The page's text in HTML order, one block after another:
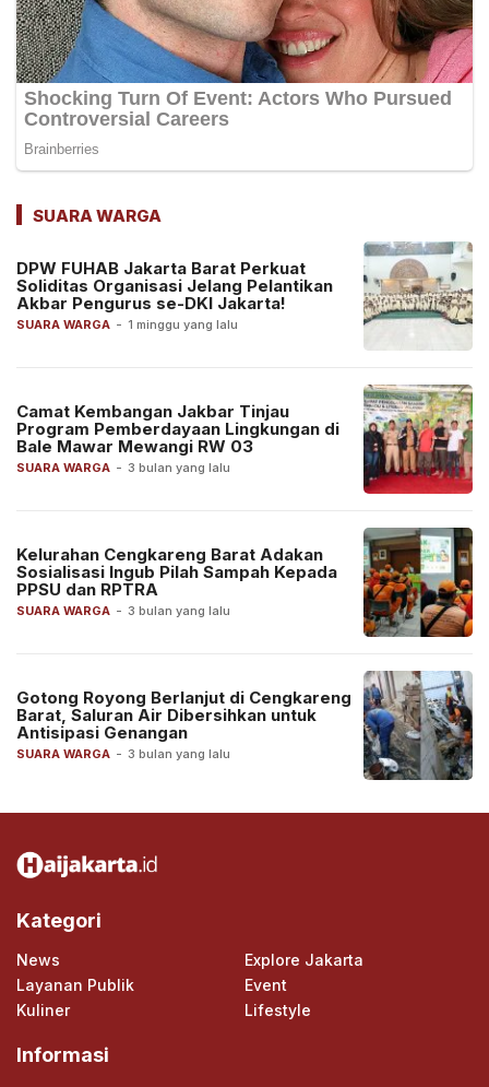
SUARA WARGA
SUARA WARGA - 1 minggu yang lalu
DPW FUHAB Jakarta Barat Perkuat
Soliditas Organisasi Jelang Pelantikan
Akbar Pengurus se-DKI Jakarta!
SUARA WARGA - 3 bulan yang lalu
Camat Kembangan Jakbar Tinjau
Program Pemberdayaan Lingkungan di
Bale Mawar Mewangi RW 03
SUARA WARGA - 3 bulan yang lalu
Kelurahan Cengkareng Barat Adakan
Sosialisasi Ingub Pilah Sampah Kepada
PPSU dan RPTRA
SUARA WARGA - 3 bulan yang lalu
Gotong Royong Berlanjut di Cengkareng
Barat, Saluran Air Dibersihkan untuk
Antisipasi Genangan
Kategori
News
Explore Jakarta
Layanan Publik
Event
Kuliner
Lifestyle
Informasi